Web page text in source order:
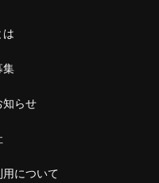
集
らせ
について